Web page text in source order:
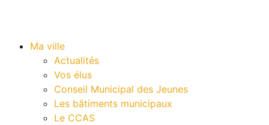
Ma ville
Actualités
Vos élus
Conseil Municipal des Jeunes
Les bâtiments municipaux
Le CCAS